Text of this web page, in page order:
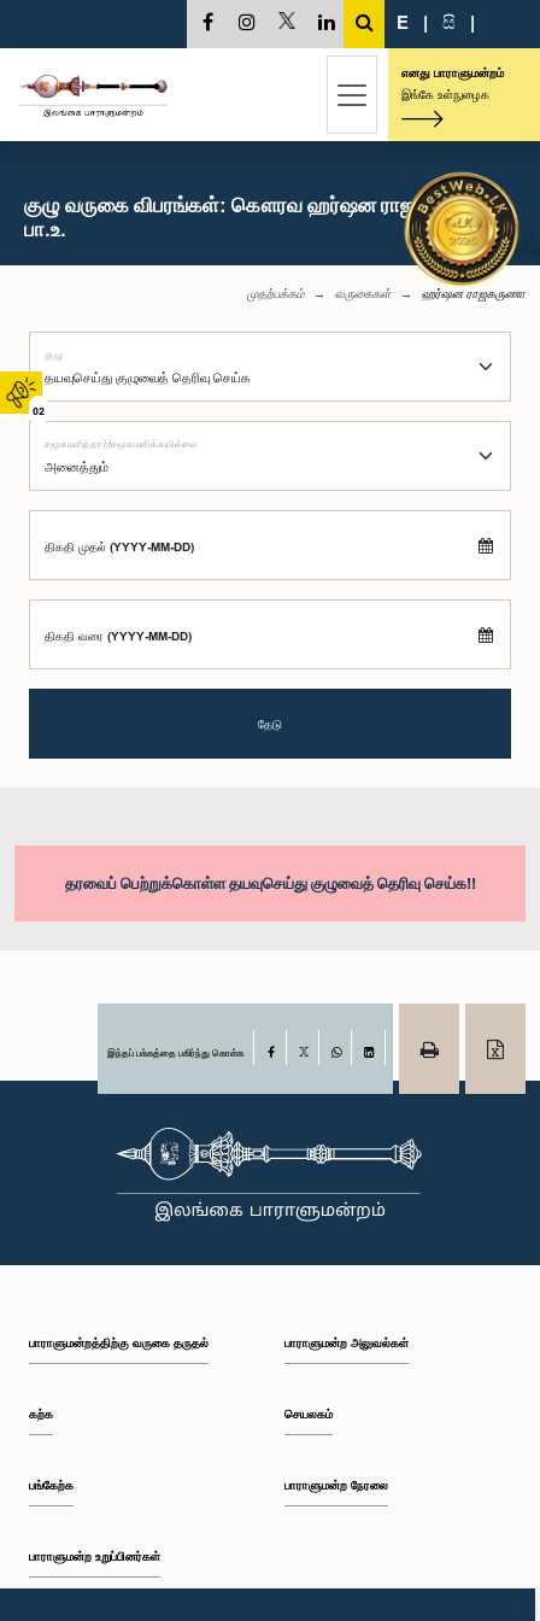
02
E | සි |
எனது பாராளுமன்றம்
இங்கே உள்நுழைக
குழு வருகை விபரங்கள்: கௌரவ ஹர்ஷன ராஜகருணா,
பா.உ.
முதற்பக்கம் வருகைகள் ஹர்ஷன ராஜகருணா
குழு
சமூகமளித்தார்/சமூகமளிக்கவில்லை
திகதி முதல் (YYYY-MM-DD)
திகதி வரை (YYYY-MM-DD)
தேடு
தரவைப் பெற்றுக்கொள்ள தயவுசெய்து குழுவைத் தெரிவு செய்க!!
இந்தப் பக்கத்தை பகிர்ந்து கொள்க Facebook
பாராளுமன்றத்திற்கு வருகை தருதல்
கற்க
பங்கேற்க
பாராளுமன்ற உறுப்பினர்கள்
பாராளுமன்ற அலுவல்கள்
செயலகம்
பாராளுமன்ற நேரலை